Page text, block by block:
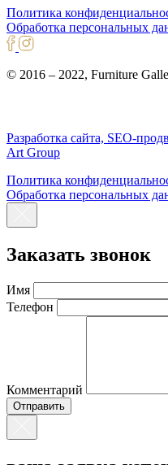
Политика
Обработка персональных
© 2016 – 2022, Furniture
Разработка сайта, SEO-
Art Group
Политика
Обработка персональных
Заказать звонок
Имя
Телефон
Комментарий